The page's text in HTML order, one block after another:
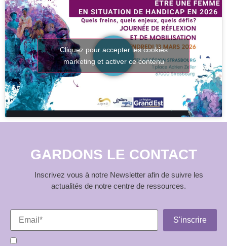
Cliquez pour accepter les cookies
marketing et activer ce contenu
GARDONS LE CONTACT
Inscrivez vous à notre Newsletter afin de suivre les
actualités de notre centre de ressources.